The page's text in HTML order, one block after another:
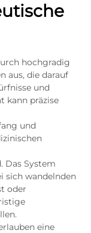
hochgradig
aus, die darauf
und
kann präzise
und
Das System
sich wandelnden
oder
eine